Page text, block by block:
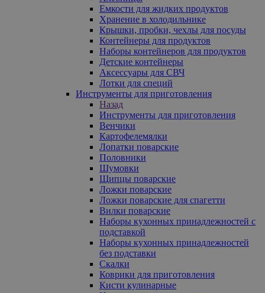
Емкости для жидких продуктов
Хранение в холодильнике
Крышки, пробки, чехлы для посуды
Контейнеры для продуктов
Наборы контейнеров для продуктов
Детские контейнеры
Аксессуары для СВЧ
Лотки для специй
Инструменты для приготовления
Назад
Инструменты для приготовления
Венчики
Картофелемялки
Лопатки поварские
Половники
Шумовки
Щипцы поварские
Ложки поварские
Ложки поварские для спагетти
Вилки поварские
Наборы кухонных принадлежностей с
подставкой
Наборы кухонных принадлежностей
без подставки
Скалки
Коврики для приготовления
Кисти кулинарные